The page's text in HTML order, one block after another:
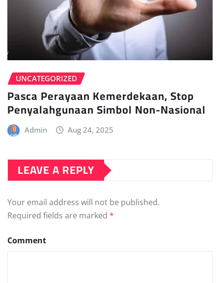
UNCATEGORIZED
Pasca Perayaan Kemerdekaan, Stop
Penyalahgunaan Simbol Non-Nasional
Admin Aug 24, 2025
LEAVE A REPLY
Your email address will not be published.
Required fields are marked *
Comment